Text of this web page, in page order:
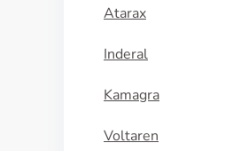
Atarax
Inderal
Kamagra
Voltaren